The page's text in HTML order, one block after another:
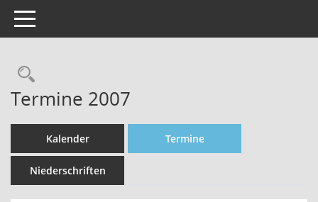
Toggle navigation
Rechercheauswahl
Termine 2007
Kalender Termine
Niederschriften